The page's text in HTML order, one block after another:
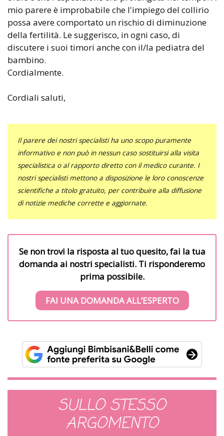
mio parere è improbabile che l'impiego del collirio
possa avere comportato un rischio di diminuzione
della fertilità. Le suggerisco, in ogni caso, di
discutere i suoi timori anche con il/la pediatra del
bambino.
Cordialmente.
Cordiali saluti,
Il parere dei nostri specialisti ha uno scopo puramente
informativo e non può in nessun caso sostituirsi alla visita
specialistica o al rapporto diretto con il medico curante. I
nostri specialisti mettono a disposizione le loro conoscenze
scientifiche a titolo gratuito, per contribuire alla diffusione
di notizie mediche corrette e aggiornate.
Se non trovi la risposta al tuo quesito, fai la tua
domanda ai nostri specialisti. Ti risponderemo
prima possibile.
FAI UNA DOMANDA ALL’ESPERTO
SULLO STESSO
ARGOMENTO